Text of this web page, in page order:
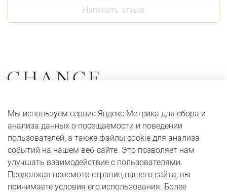
Написать отзыв
Серьги
Кольца
Колье
Браслеты
Адреса и контакты
Оплата и доставка
Digital журнал
Бонусная программа
Мы используем сервис Яндекс.Метрика для сбора и
анализа данных о посещаемости и поведении
пользователей, а также файлы cookie для анализа
событий на нашем веб-сайте. Это позволяет нам
улучшать взаимодействие с пользователями.
Продолжая просмотр страниц нашего сайта, вы
принимаете условия его использования. Более